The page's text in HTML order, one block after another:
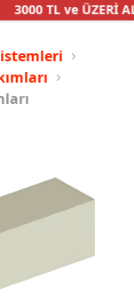
3000 TL ve ÜZERİ